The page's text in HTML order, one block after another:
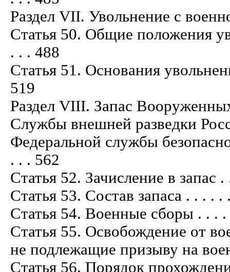
Раздел VII. Увольнение с
Статья 50. Общие положения
. . . 488
Статья 51. Основания
519
Раздел VIII. Запас
Службы внешней разведки
Федеральной службы
. . . 562
Статья 52. Зачисление в
Статья 53. Состав запаса . . . .
Статья 54. Военные сборы . . .
Статья 55. Освобождение от
не подлежащие призыву на
Статья 56. Порядок